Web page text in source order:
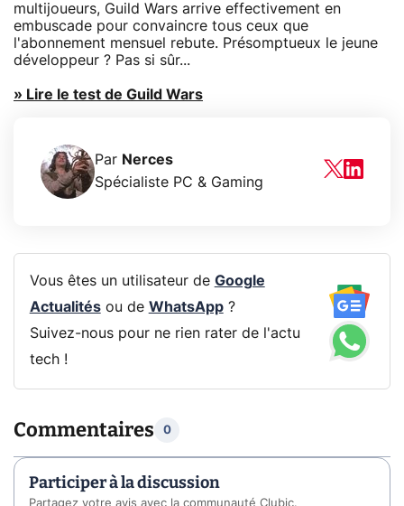
multijoueurs, Guild Wars arrive effectivement en
embuscade pour convaincre tous ceux que
l'abonnement mensuel rebute. Présomptueux le jeune
développeur ? Pas si sûr...
» Lire le test de Guild Wars
Par Nerces
Spécialiste PC & Gaming
Vous êtes un utilisateur de Google
Actualitésou de WhatsApp?
Suivez-nous pour ne rien rater de l'actu
tech !
Commentaires 0
Participer à la discussion